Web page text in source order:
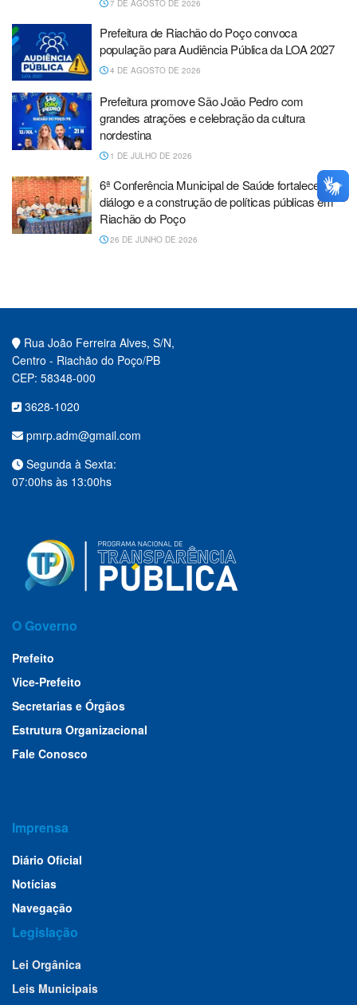
7 DE AGOSTO DE 2026
Prefeitura de Riachão do Poço convoca
população para Audiência Pública da LOA 2027
4 DE AGOSTO DE 2026
Prefeitura promove São João Pedro com
grandes atrações e celebração da cultura
nordestina
1 DE JULHO DE 2026
6ª Conferência Municipal de Saúde fortalece o
diálogo e a construção de políticas públicas em
Riachão do Poço
26 DE JUNHO DE 2026
Rua João Ferreira Alves, S/N,
Centro - Riachão do Poço/PB
CEP: 58348-000
3628-1020
pmrp.adm@gmail.com
Segunda à Sexta:
07:00hs às 13:00hs
O Governo
Prefeito
Vice-Prefeito
Secretarias e Órgãos
Estrutura Organizacional
Fale Conosco
Imprensa
Diário Oficial
Notícias
Navegação
Legislação
Lei Orgânica
Leis Municipais